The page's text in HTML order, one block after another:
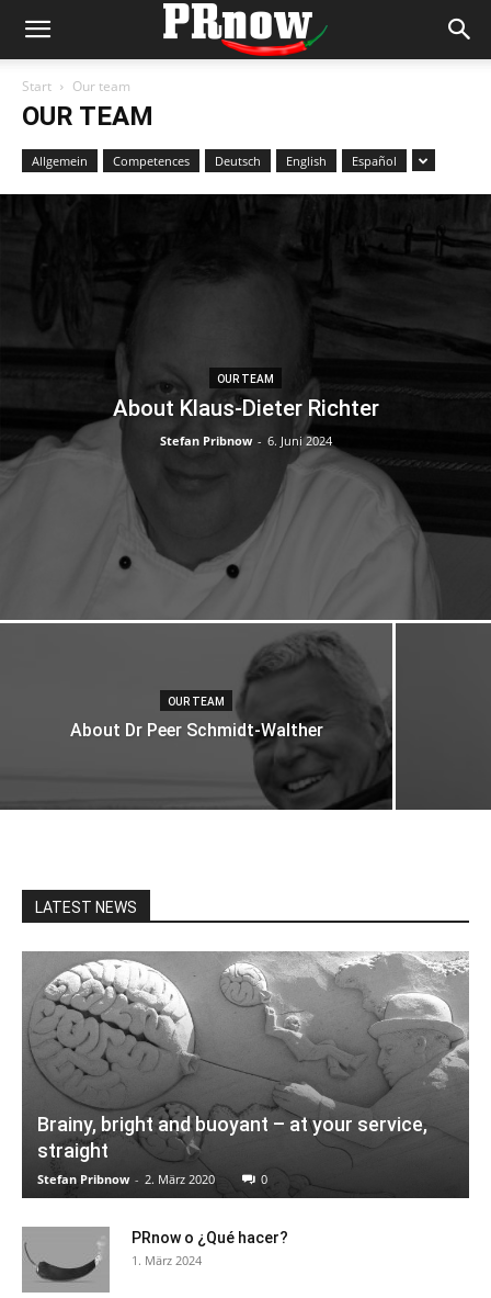
Start Our team
OUR TEAM
Allgemein Competences Deutsch English Español
OUR TEAM
About Klaus-Dieter Richter
Stefan Pribnow - 6. Juni 2024
OUR TEAM
About Dr Peer Schmidt-Walther
LATEST NEWS
Brainy, bright and buoyant – at your service,
straight
Stefan Pribnow - 2. März 2020 0
PRnow o ¿Qué hacer?
1. März 2024